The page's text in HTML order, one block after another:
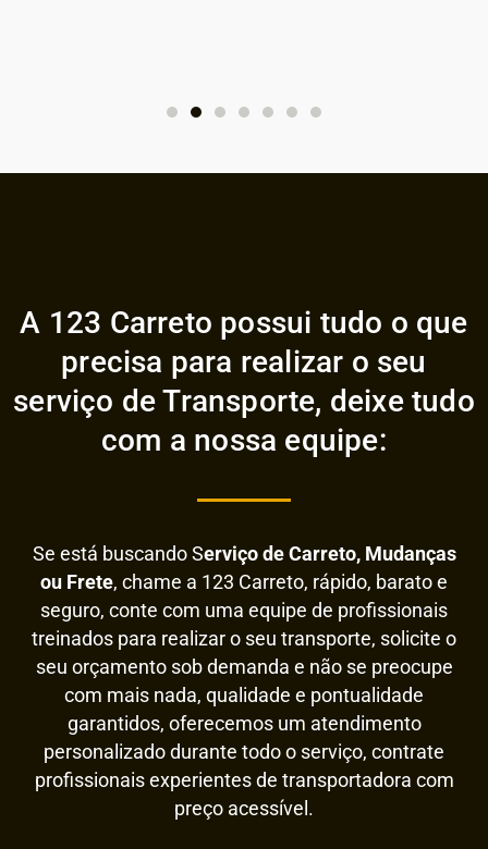
A 123 Carreto possui tudo o que
precisa para realizar o seu
serviço de Transporte, deixe tudo
com a nossa equipe:
Se está buscando Serviço de Carreto, Mudanças
ou Frete, chame a 123 Carreto, rápido, barato e
seguro, conte com uma equipe de profissionais
treinados para realizar o seu transporte, solicite o
seu orçamento sob demanda e não se preocupe
com mais nada, qualidade e pontualidade
garantidos, oferecemos um atendimento
personalizado durante todo o serviço, contrate
profissionais experientes de transportadora com
preço acessível.